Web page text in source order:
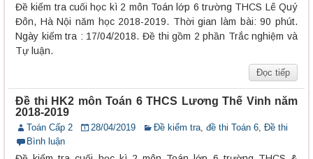
Đề kiểm tra cuối học kì 2 môn Toán lớp 6 trường THCS Lê Quý
Đôn, Hà Nội năm học 2018-2019. Thời gian làm bài: 90 phút.
Ngày kiểm tra : 17/04/2018. Đề thi gồm 2 phần Trắc nghiệm và
Tự luận.
Đọc tiếp
Đề thi HK2 môn Toán 6 THCS Lương Thế Vinh năm
2018-2019
Toán Cấp 2 28/04/2019 Đề kiểm tra, đề thi Toán 6 Đề thi
Bình luận